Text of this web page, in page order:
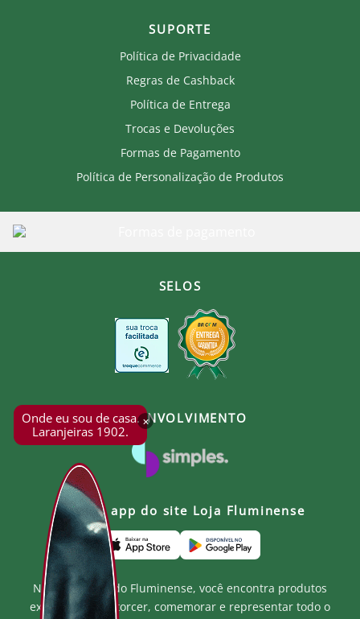
×
Onde eu sou de casa.
Laranjeiras 1902.
Na Loja Oficial do Fluminense, você encontra produtos
exclusivos para torcer, comemorar e representar todo o
SUPORTE
Política de Privacidade
Regras de Cashback
Política de Entrega
Trocas e Devoluções
Formas de Pagamento
Política de Personalização de Produtos
SELOS
DESENVOLVIMENTO
Baixe o app do site Loja Fluminense